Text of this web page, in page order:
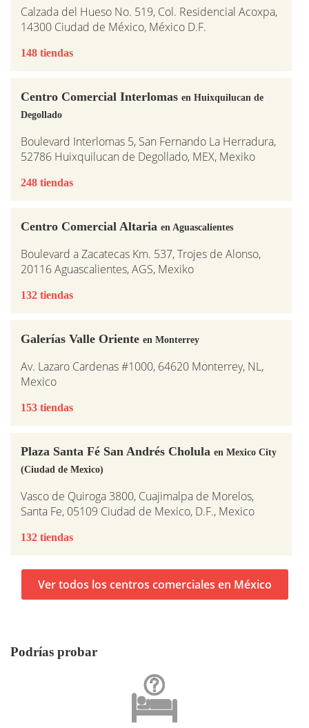
Calzada del Hueso No. 519, Col. Residencial Acoxpa,
14300 Ciudad de México, México D.F.
148 tiendas
Centro Comercial Interlomas en Huixquilucan de
Degollado
Boulevard Interlomas 5, San Fernando La Herradura,
52786 Huixquilucan de Degollado, MEX, Mexiko
248 tiendas
Centro Comercial Altaria en Aguascalientes
Boulevard a Zacatecas Km. 537, Trojes de Alonso,
20116 Aguascalientes, AGS, Mexiko
132 tiendas
Galerías Valle Oriente en Monterrey
Av. Lazaro Cardenas #1000, 64620 Monterrey, NL,
Mexico
153 tiendas
Plaza Santa Fé San Andrés Cholula en Mexico City
(Ciudad de Mexico)
Vasco de Quiroga 3800, Cuajimalpa de Morelos,
Santa Fe, 05109 Ciudad de Mexico, D.F., Mexico
132 tiendas
Ver todos los centros comerciales en México
Podrías probar